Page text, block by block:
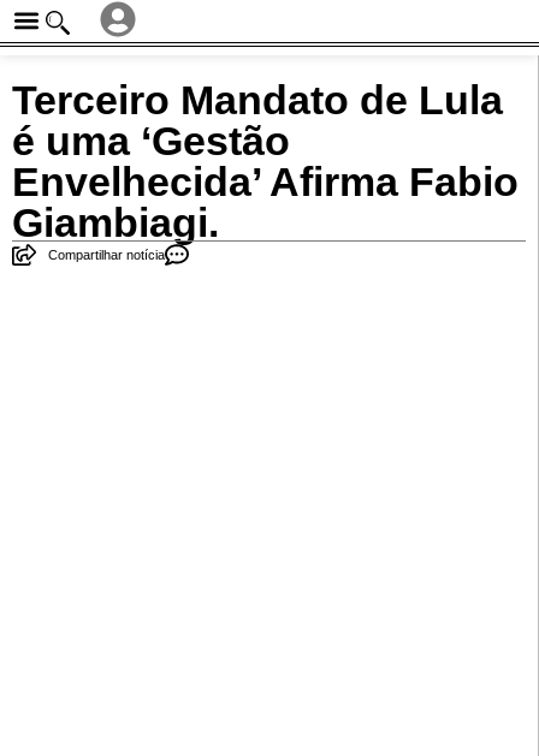
Terceiro Mandato de Lula
é uma ‘Gestão
Envelhecida’ Afirma Fabio
Giambiagi.
Compartilhar notícia